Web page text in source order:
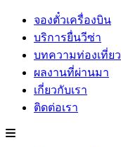
จองตั๋วเครื่องบิน
บริการยื่นวีซ่า
บทความท่องเที่ยว
ผลงานที่ผ่านมา
เกี่ยวกับเรา
ติดต่อเรา